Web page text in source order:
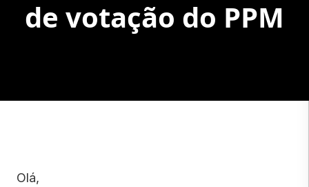
de votação do PPM
Olá,